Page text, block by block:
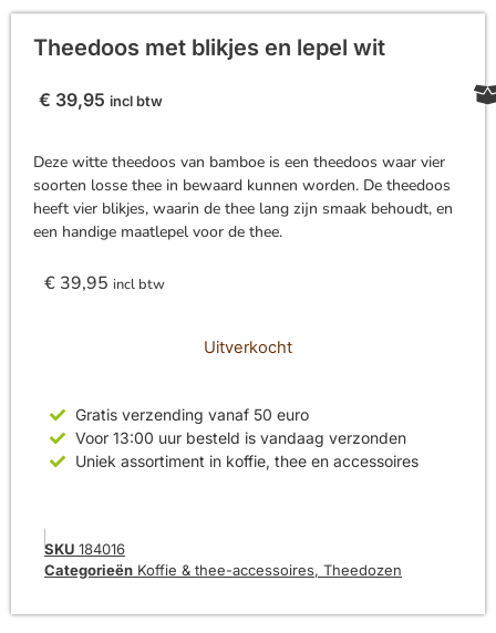
Theedoos met blikjes en lepel wit
€ 39,95 incl btw
Deze witte theedoos van bamboe is een theedoos waar vier
soorten losse thee in bewaard kunnen worden. De theedoos
heeft vier blikjes, waarin de thee lang zijn smaak behoudt, en
een handige maatlepel voor de thee.
€ 39,95 incl btw
Uitverkocht
Gratis verzending vanaf 50 euro
Voor 13:00 uur besteld is vandaag verzonden
Uniek assortiment in koffie, thee en accessoires
SKU 184016
Categorieën Koffie & thee-accessoires, Theedozen